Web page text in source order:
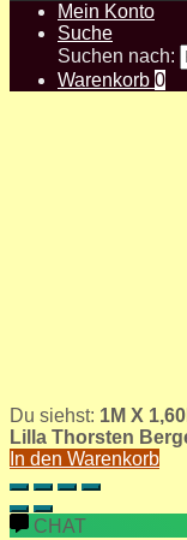
Mein Konto
Suche
Suchen nach:
Warenkorb 0
Du siehst: 1M X
Lilla Thorsten
In den Warenkorb
CHAT